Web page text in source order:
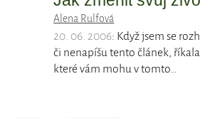
Alena Rulfová
20. 06. 2006: Když jsem se
či nenapíšu tento článek,
které vám mohu v tomto…